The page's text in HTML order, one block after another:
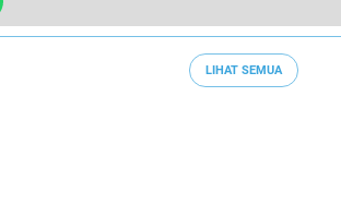
dibalik perjuangan membangun
LIHAT SEMUA